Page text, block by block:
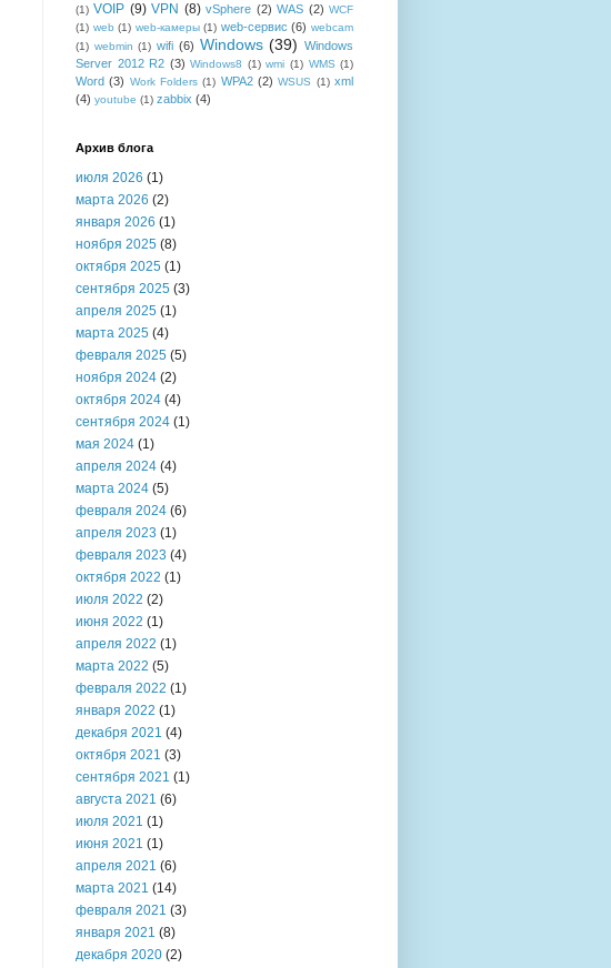
(1) VOIP (9) VPN (8) vSphere (2) WAS (2) WCF
(1) web (1) web-камеры (1) web-сервис (6) webcam
(1) webmin (1) wifi (6) Windows (39) Windows
Server 2012 R2 (3) Windows8 (1) wmi (1) WMS (1)
Word (3) Work Folders (1) WPA2 (2) WSUS (1) xml
(4) youtube (1) zabbix (4)
Архив блога
июля 2026 (1)
марта 2026 (2)
января 2026 (1)
ноября 2025 (8)
октября 2025 (1)
сентября 2025 (3)
апреля 2025 (1)
марта 2025 (4)
февраля 2025 (5)
ноября 2024 (2)
октября 2024 (4)
сентября 2024 (1)
мая 2024 (1)
апреля 2024 (4)
марта 2024 (5)
февраля 2024 (6)
апреля 2023 (1)
февраля 2023 (4)
октября 2022 (1)
июля 2022 (2)
июня 2022 (1)
апреля 2022 (1)
марта 2022 (5)
февраля 2022 (1)
января 2022 (1)
декабря 2021 (4)
октября 2021 (3)
сентября 2021 (1)
августа 2021 (6)
июля 2021 (1)
июня 2021 (1)
апреля 2021 (6)
марта 2021 (14)
февраля 2021 (3)
января 2021 (8)
декабря 2020 (2)